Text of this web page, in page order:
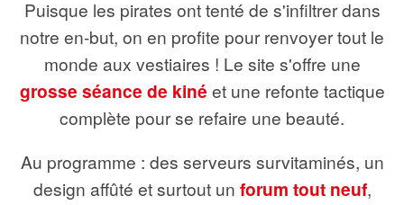
Puisque les pirates ont tenté de s'infiltrer dans
notre en-but, on en profite pour renvoyer tout le
monde aux vestiaires ! Le site s'offre une
grosse séance de kiné et une refonte tactique
complète pour se refaire une beauté.
Au programme : des serveurs survitaminés, un
design affûté et surtout un forum tout neuf,